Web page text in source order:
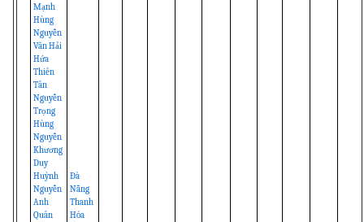
Mạnh
Hùng
Nguyễn
Văn Hải
Hứa
Thiên
Tân
Nguyễn
Trọng
Hùng
Nguyễn
Khương
Duy
Huỳnh
Nguyễn
Anh
Quân
Đà
Nẵng
Thanh
Hóa